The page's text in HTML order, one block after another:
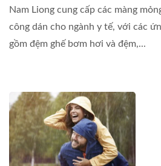
Nam Liong cung cấp các màng
công dán cho ngành y tế, với các
gồm đệm ghế bơm hơi và đệm,...